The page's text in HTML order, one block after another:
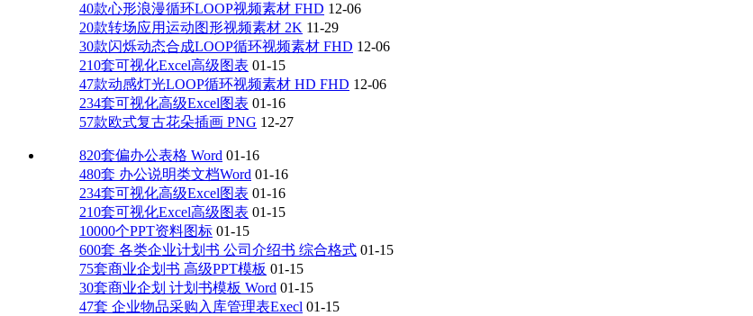
40款心形浪漫循环LOOP视频素材 FHD 12-06
20款转场应用运动图形视频素材 2K 11-29
30款闪烁动态合成LOOP循环视频素材 FHD 12-06
210套可视化Excel高级图表 01-15
47款动感灯光LOOP循环视频素材 HD FHD 12-06
234套可视化高级Excel图表 01-16
57款欧式复古花朵插画 PNG 12-27
820套偏办公表格 Word 01-16
480套 办公说明类文档Word 01-16
234套可视化高级Excel图表 01-16
210套可视化Excel高级图表 01-15
10000个PPT资料图标 01-15
600套 各类企业计划书 公司介绍书 综合格式 01-15
75套商业企划书 高级PPT模板 01-15
30套商业企划 计划书模板 Word 01-15
47套 企业物品采购入库管理表Execl 01-15